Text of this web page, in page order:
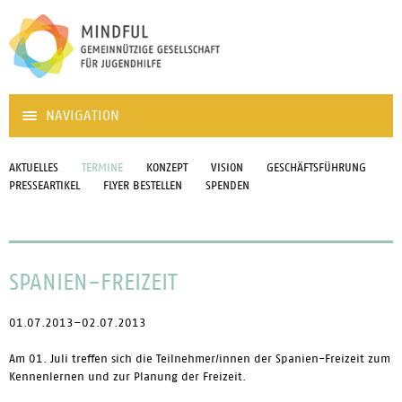
NAVIGATION
AKTUELLES TERMINE KONZEPT VISION
GESCHÄFTSFÜHRUNG
PRESSEARTIKEL
FLYER BESTELLEN SPENDEN
SPANIEN-FREIZEIT
01.07.2013–02.07.2013
Am 01. Juli treffen sich die Teilnehmer/innen der Spanien-Freizeit zum
Kennenlernen und zur Planung der Freizeit.